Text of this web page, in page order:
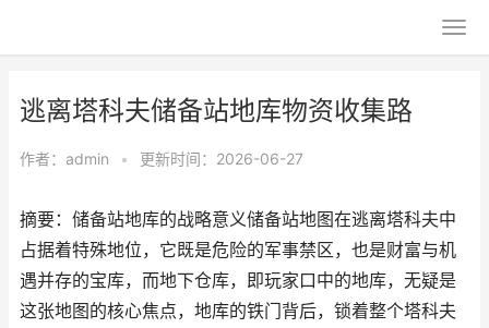
逃离塔科夫储备站地库物资收集路
作者： admin • 更新时间：2026-06-27
摘要：储备站地库的战略意义储备站地图在逃离塔科夫中
占据着特殊地位，它既是危险的军事禁区，也是财富与机
遇并存的宝库，而地下仓库，即玩家口中的地库，无疑是
这张地图的核心焦点，地库的铁门背后，锁着整个塔科夫